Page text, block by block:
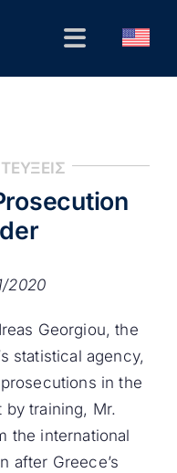
Toggle
Navigation
/2020
Georgiou, the
statistical agency,
in the
training, Mr.
the international
after Greece’s